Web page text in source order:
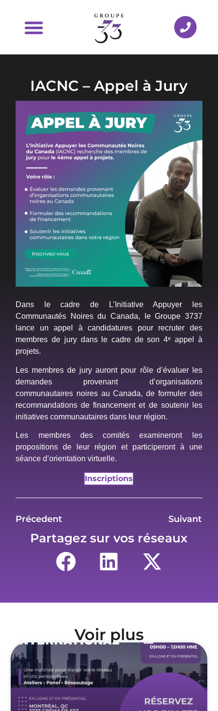
IACNC – Appel à Jury
Dans le cadre de L’Initiative Appuyer les
Communautés Noires du Canada, le Groupe 3737
lance un appel à candidatures pour recruter des
membres de jury dans le cadre de son 4ᵉ appel à
projets.
Les membres de jury auront pour rôle d’évaluer les
demandes provenant d’organisations
communautaires noires au Canada, de formuler des
recommandations de financement et de soutenir les
initiatives communautaires dans leur région.
Les membres des comités examineront les
propositions de leur région et participeront à une
séance d’orientation virtuelle.
Inscriptions
Précedent Suivant
Partagez sur vos réseaux
Voir plus